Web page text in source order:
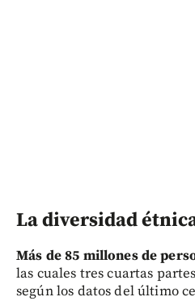
La diversidad
Más de 85 millones de
las cuales tres cuartas
según los datos del último